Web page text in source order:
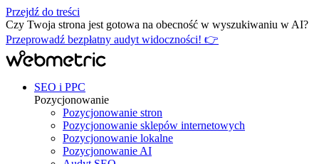
Przejdź do treści
Czy Twoja strona jest gotowa na obecność w wyszukiwaniu w AI?
Przeprowadź bezpłatny audyt widoczności! 👉
SEO i PPC
Pozycjonowanie
Pozycjonowanie stron
Pozycjonowanie sklepów internetowych
Pozycjonowanie lokalne
Pozycjonowanie AI